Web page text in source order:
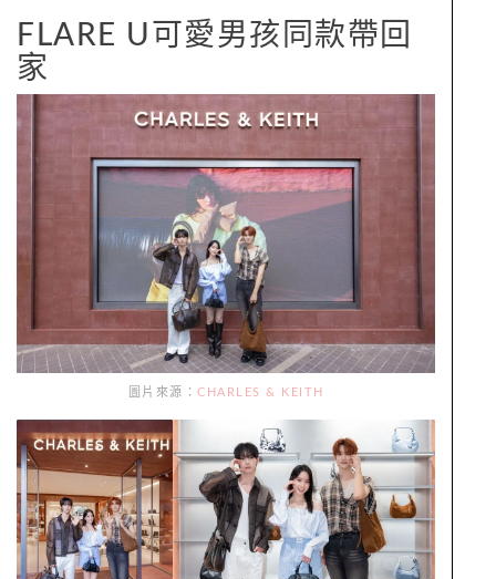
FLARE U可愛男孩同款帶回
家
圖片來源： CHARLES & KEITH